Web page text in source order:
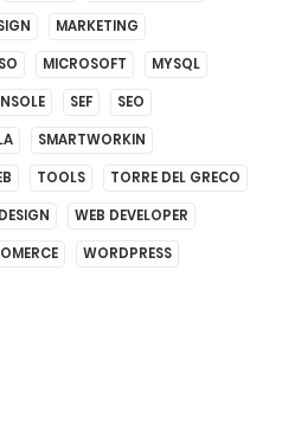
MARKETING
MICROSOFT
MYSQL
SEF
SEO
SMARTWORKIN
TOOLS
TORRE DEL GRECO
WEB DEVELOPER
WORDPRESS